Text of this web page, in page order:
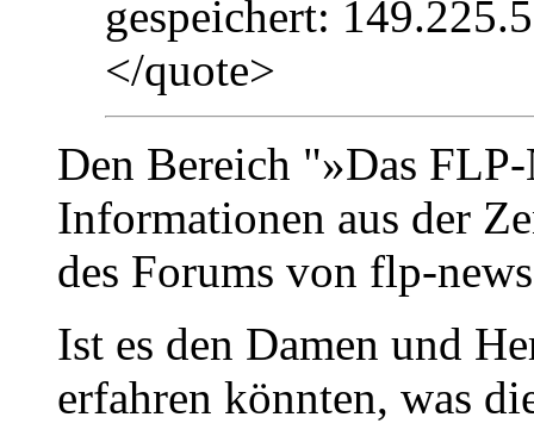
gespeichert:
</quote>
Den Bereich "»Das
Informationen aus der
des Forums von flp-
Ist es den Damen und
erfahren könnten, was